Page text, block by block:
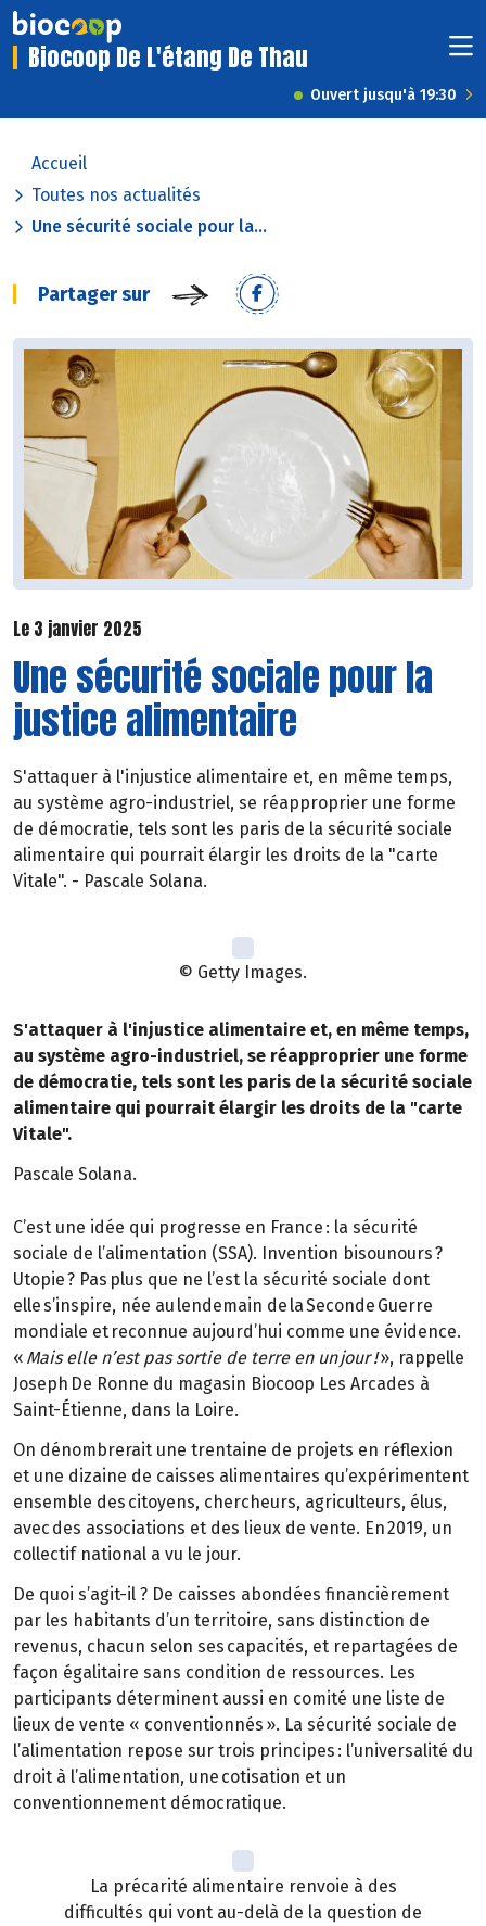
Biocoop De L'étang De Thau
Ouvert jusqu'à 19:30
Accueil
Toutes nos actualités
Une sécurité sociale pour la...
Partager sur
Le 3 janvier 2025
Une sécurité sociale pour la
justice alimentaire
S'attaquer à l'injustice alimentaire et, en même temps,
au système agro-industriel, se réapproprier une forme
de démocratie, tels sont les paris de la sécurité sociale
alimentaire qui pourrait élargir les droits de la "carte
Vitale". - Pascale Solana.
© Getty Images.
S'attaquer à l'injustice alimentaire et, en même temps,
au système agro-industriel, se réapproprier une forme
de démocratie, tels sont les paris de la sécurité sociale
alimentaire qui pourrait élargir les droits de la "carte
Vitale".
Pascale Solana.
C’est une idée qui progresse en France : la sécurité
sociale de l’alimentation (SSA). Invention bisounours ?
Utopie ? Pas plus que ne l’est la sécurité sociale dont
elle s’inspire, née au lendemain de la Seconde Guerre
mondiale et reconnue aujourd’hui comme une évidence.
« Mais elle n’est pas sortie de terre en un jour !», rappelle
Joseph De Ronne du magasin Biocoop Les Arcades à
Saint-Étienne, dans la Loire.
On dénombrerait une trentaine de projets en réflexion
et une dizaine de caisses alimentaires qu’expérimentent
ensemble des citoyens, chercheurs, agriculteurs, élus,
avec des associations et des lieux de vente. En 2019, un
collectif national a vu le jour.
De quoi s’agit-il ? De caisses abondées financièrement
par les habitants d’un territoire, sans distinction de
revenus, chacun selon ses capacités, et repartagées de
façon égalitaire sans condition de ressources. Les
participants déterminent aussi en comité une liste de
lieux de vente « conventionnés ». La sécurité sociale de
l’alimentation repose sur trois principes : l’universalité du
droit à l’alimentation, une cotisation et un
conventionnement démocratique.
La précarité alimentaire renvoie à des
difficultés qui vont au-delà de la question de